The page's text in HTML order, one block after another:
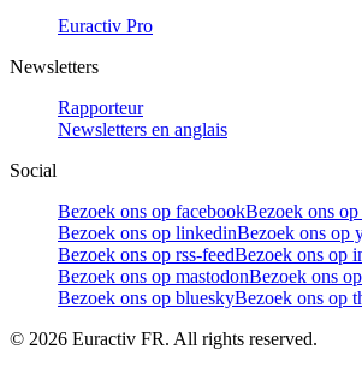
Euractiv Pro
Newsletters
Rapporteur
Newsletters en anglais
Social
Bezoek ons op facebookBezoek ons
Bezoek ons op linkedinBezoek ons op
Bezoek ons op rss-feedBezoek ons op
Bezoek ons op mastodonBezoek ons
Bezoek ons op blueskyBezoek ons op
© 2026 Euractiv FR. All rights reserved.